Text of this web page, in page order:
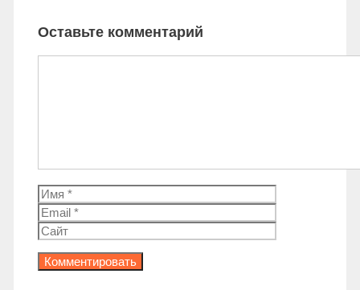
Оставьте комментарий
Имя